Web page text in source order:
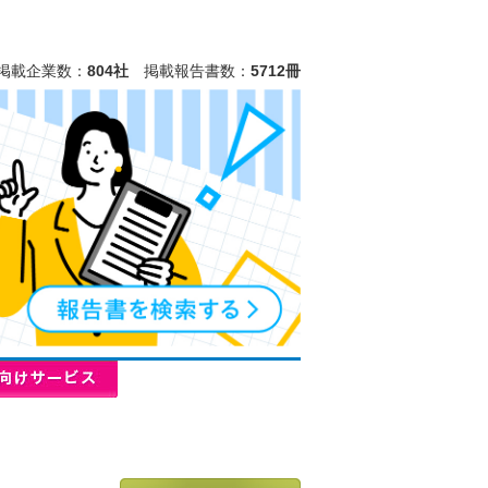
載企業数： 804社 掲載報告書数： 5712冊